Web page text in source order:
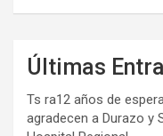
Últimas
Ts ra12 años de
agradecen a Durazo y